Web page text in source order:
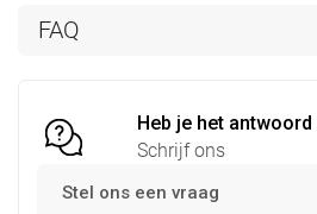
FAQ
Heb je het
Schrijf ons
Stel ons een vraag